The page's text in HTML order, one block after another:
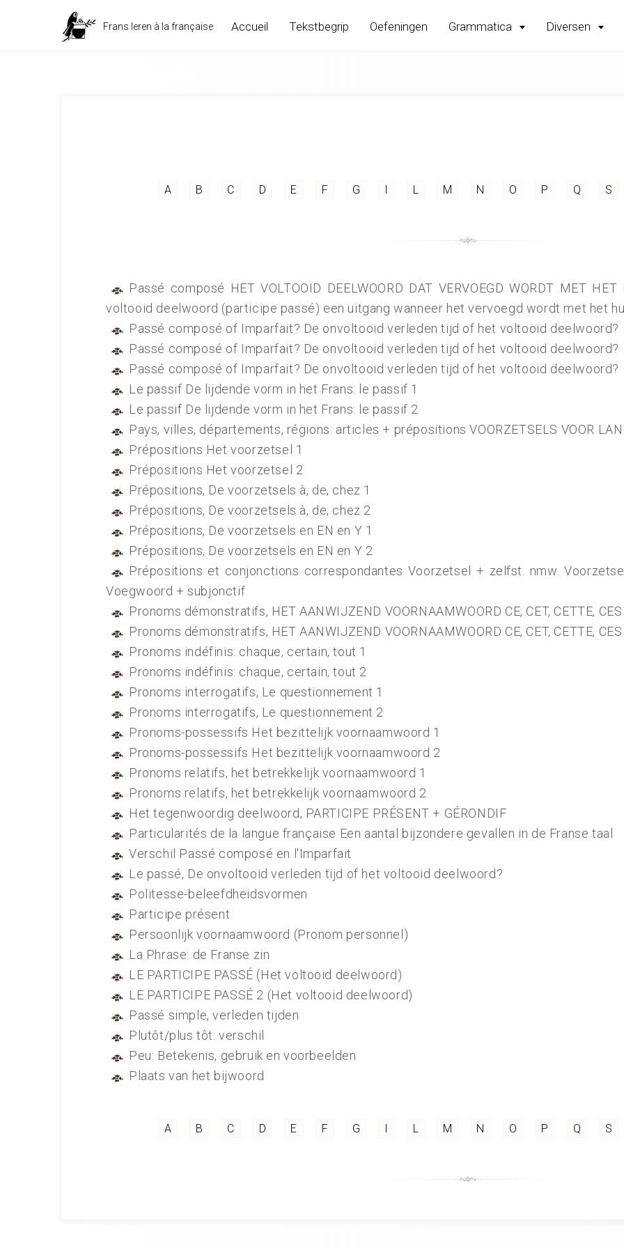
Frans leren à la française Accueil Tekstbegrip Oefeningen Grammatica Diversen
A B C D E F G I L M N O P Q S
Passé composé HET VOLTOOID DEELWOORD DAT VERVOEGD WORDT MET
voltooid deelwoord (participe passé) een uitgang wanneer het vervoegd wordt met het
Passé composé of Imparfait? De onvoltooid verleden tijd of het voltooid deelwoord?
Passé composé of Imparfait? De onvoltooid verleden tijd of het voltooid deelwoord?
Passé composé of Imparfait? De onvoltooid verleden tijd of het voltooid deelwoord?
Le passif De lijdende vorm in het Frans: le passif 1
Le passif De lijdende vorm in het Frans: le passif 2
Pays, villes, départements, régions: articles + prépositions VOORZETSELS VOOR
Prépositions Het voorzetsel 1
Prépositions Het voorzetsel 2
Prépositions, De voorzetsels à, de, chez 1
Prépositions, De voorzetsels à, de, chez 2
Prépositions, De voorzetsels en EN en Y 1
Prépositions, De voorzetsels en EN en Y 2
Prépositions et conjonctions correspondantes Voorzetsel + zelfst. nmw.
Voegwoord + subjonctif
Pronoms démonstratifs, HET AANWIJZEND VOORNAAMWOORD CE, CET, CETTE,
Pronoms démonstratifs, HET AANWIJZEND VOORNAAMWOORD CE, CET, CETTE,
Pronoms indéfinis: chaque, certain, tout 1
Pronoms indéfinis: chaque, certain, tout 2
Pronoms interrogatifs, Le questionnement 1
Pronoms interrogatifs, Le questionnement 2
Pronoms-possessifs Het bezittelijk voornaamwoord 1
Pronoms-possessifs Het bezittelijk voornaamwoord 2
Pronoms relatifs, het betrekkelijk voornaamwoord 1
Pronoms relatifs, het betrekkelijk voornaamwoord 2
Het tegenwoordig deelwoord, PARTICIPE PRÉSENT + GÉRONDIF
Particularités de la langue française Een aantal bijzondere gevallen in de Franse taal
Verschil Passé composé en l'Imparfait
Le passé, De onvoltooid verleden tijd of het voltooid deelwoord?
Politesse-beleefdheidsvormen
Participe présent
Persoonlijk voornaamwoord (Pronom personnel)
La Phrase: de Franse zin
LE PARTICIPE PASSÉ (Het voltooid deelwoord)
LE PARTICIPE PASSÉ 2 (Het voltooid deelwoord)
Passé simple, verleden tijden
Plutôt/plus tôt: verschil
Peu: Betekenis, gebruik en voorbeelden
Plaats van het bijwoord
A B C D E F G I L M N O P Q S